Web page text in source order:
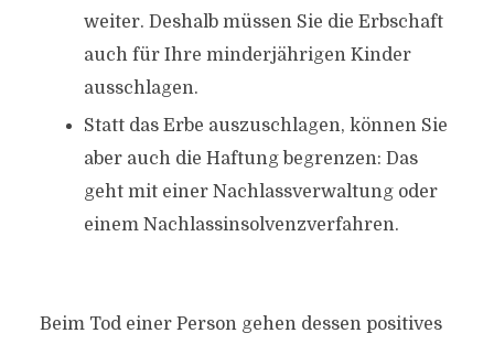
weiter. Deshalb müssen Sie die Erbschaft
auch für Ihre minderjährigen Kinder
ausschlagen.
Statt das Erbe auszuschlagen, können Sie
aber auch die Haftung begrenzen: Das
geht mit einer Nachlassverwaltung oder
einem Nachlassinsolvenzverfahren.
Beim Tod einer Person gehen dessen positives